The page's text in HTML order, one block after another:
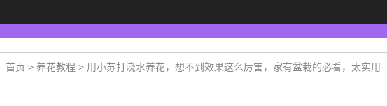
首页 > 养花教程 > 用小苏打浇水养花，想不到效果这么厉害，家有盆栽的必看，太实用